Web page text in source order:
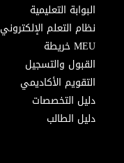
البوابة التعليمية
نظام التعلم الإلكتروني
MEU خريطة
القبول والتسجيل
التقويم الأكاديمي
دليل التخصصات
دليل الطالب